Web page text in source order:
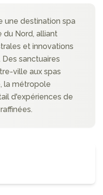
une destination spa
Nord, alliant
et innovations
sanctuaires
ville aux spas
la métropole
d'expériences de